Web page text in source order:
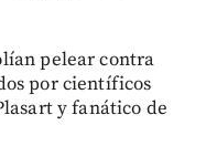
pelear contra
por científicos
y fanático de